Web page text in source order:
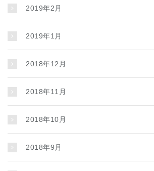
2019年2月
2019年1月
2018年12月
2018年11月
2018年10月
2018年9月